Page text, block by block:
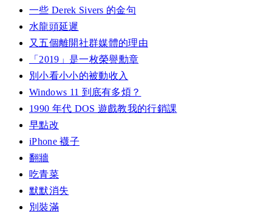
一些 Derek Sivers 的金句
水龍頭延遲
又五個離開社群媒體的理由
「2019」是一枚榮譽勳章
別小看小小的被動收入
Windows 11 到底有多煩？
1990 年代 DOS 遊戲教我的行銷課
早點改
iPhone 襪子
翻牆
吃青菜
默默消失
別裝滿